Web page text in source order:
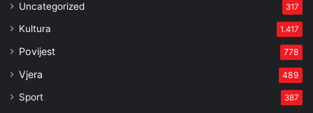
Uncategorized 317
Kultura 1.417
Povijest 778
Vjera 489
Sport 387